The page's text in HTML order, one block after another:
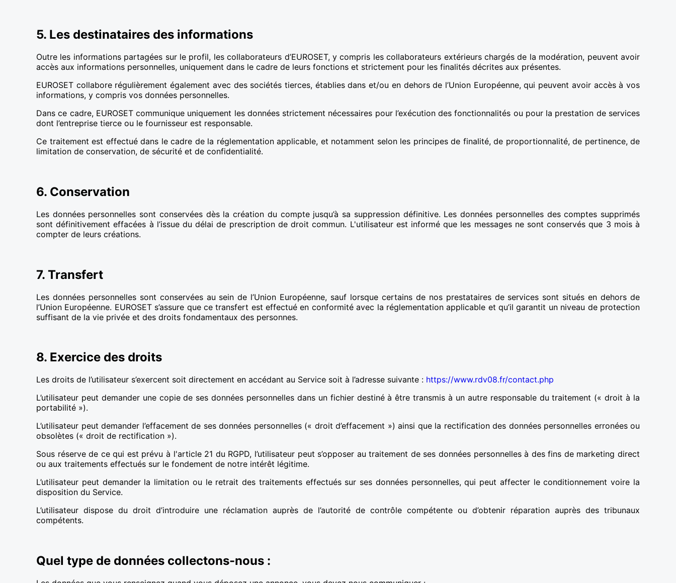
5. Les destinataires des informations
Outre les informations partagées sur le profil, les collaborateurs d’EUROSET, y compris les collaborateurs extérieurs chargés de la modération, peuvent avoir
accès aux informations personnelles, uniquement dans le cadre de leurs fonctions et strictement pour les finalités décrites aux présentes.
EUROSET collabore régulièrement également avec des sociétés tierces, établies dans et/ou en dehors de l’Union Européenne, qui peuvent avoir accès à vos
informations, y compris vos données personnelles.
Dans ce cadre, EUROSET communique uniquement les données strictement nécessaires pour l’exécution des fonctionnalités ou pour la prestation de services
dont l’entreprise tierce ou le fournisseur est responsable.
Ce traitement est effectué dans le cadre de la réglementation applicable, et notamment selon les principes de finalité, de proportionnalité, de pertinence, de
limitation de conservation, de sécurité et de confidentialité.
6. Conservation
Les données personnelles sont conservées dès la création du compte jusqu’à sa suppression définitive. Les données personnelles des comptes supprimés
sont définitivement effacées à l’issue du délai de prescription de droit commun. L'utilisateur est informé que les messages ne sont conservés que 3 mois à
compter de leurs créations.
7. Transfert
Les données personnelles sont conservées au sein de l’Union Européenne, sauf lorsque certains de nos prestataires de services sont situés en dehors de
l’Union Européenne. EUROSET s’assure que ce transfert est effectué en conformité avec la réglementation applicable et qu’il garantit un niveau de protection
suffisant de la vie privée et des droits fondamentaux des personnes.
8. Exercice des droits
Les droits de l’utilisateur s’exercent soit directement en accédant au Service soit à l’adresse suivante : https://www.rdv08.fr/contact.php
L’utilisateur peut demander une copie de ses données personnelles dans un fichier destiné à être transmis à un autre responsable du traitement (« droit à la
portabilité »).
L’utilisateur peut demander l’effacement de ses données personnelles (« droit d’effacement ») ainsi que la rectification des données personnelles erronées ou
obsolètes (« droit de rectification »).
Sous réserve de ce qui est prévu à l'article 21 du RGPD, l’utilisateur peut s’opposer au traitement de ses données personnelles à des fins de marketing direct
ou aux traitements effectués sur le fondement de notre intérêt légitime.
L’utilisateur peut demander la limitation ou le retrait des traitements effectués sur ses données personnelles, qui peut affecter le conditionnement voire la
disposition du Service.
L’utilisateur dispose du droit d’introduire une réclamation auprès de l’autorité de contrôle compétente ou d’obtenir réparation auprès des tribunaux
compétents.
Quel type de données collectons-nous :